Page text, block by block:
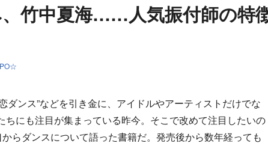
竹中夏海……人気振付師の特
ダンス”などを引き金に、アイドルやアーティストだけでな
ちにも注目が集まっている昨今。そこで改めて注目したいの
らダンスについて語った書籍だ。発売後から数年経っても